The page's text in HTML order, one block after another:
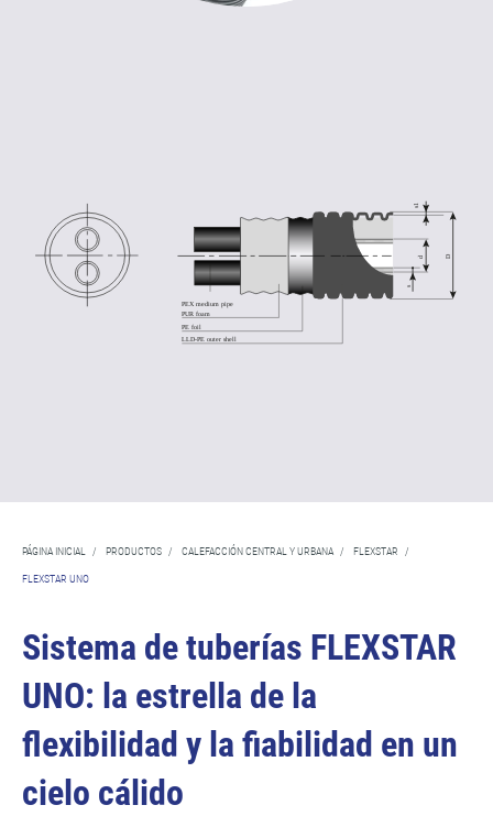
PÁGINA INICIAL / PRODUCTOS / CALEFACCIÓN CENTRAL Y URBANA / FLEXSTAR /
FLEXSTAR UNO
Sistema de tuberías FLEXSTAR
UNO: la estrella de la
flexibilidad y la fiabilidad en un
cielo cálido